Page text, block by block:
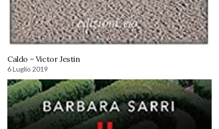
Caldo – Victor Jestin
6 Luglio 2019